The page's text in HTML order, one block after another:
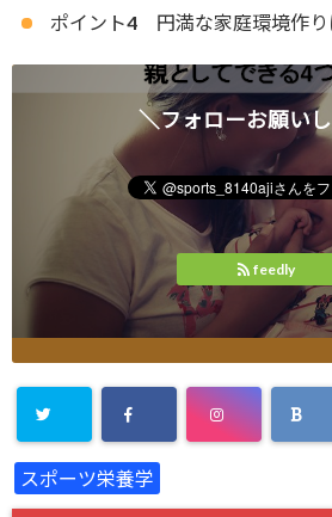
ポイント4 円満な家庭環境作り
＼フォローお願い
feedly
スポーツ栄養学